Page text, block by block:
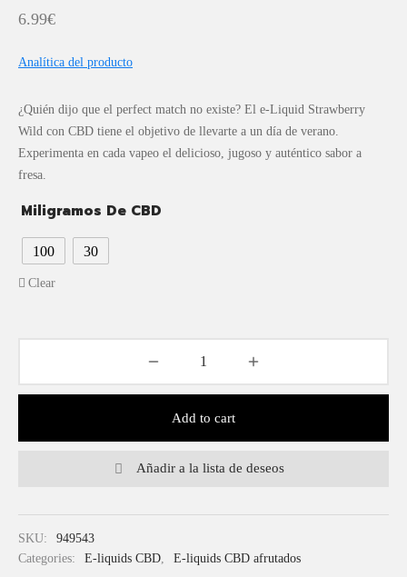
6.99€
Analítica del producto
¿Quién dijo que el perfect match no existe? El e-Liquid Strawberry
Wild con CBD tiene el objetivo de llevarte a un día de verano.
Experimenta en cada vapeo el delicioso, jugoso y auténtico sabor a
fresa.
Miligramos De CBD
100 30
Clear
Add to cart
Añadir a la lista de deseos
SKU:
949543
Categories:
E-liquids CBD E-liquids CBD afrutados